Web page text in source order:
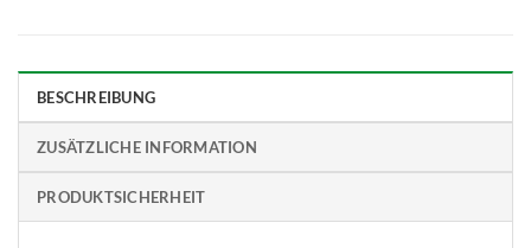
BESCHREIBUNG
ZUSÄTZLICHE INFORMATION
PRODUKTSICHERHEIT